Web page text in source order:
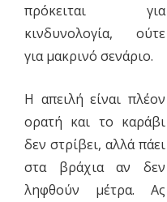
πρόκειται για
κινδυνολογία, ούτε
για μακρινό σενάριο.
Η απειλή είναι πλέον
ορατή και το καράβι
δεν στρίβει, αλλά πάει
στα βράχια αν δεν
ληφθούν μέτρα. Ας